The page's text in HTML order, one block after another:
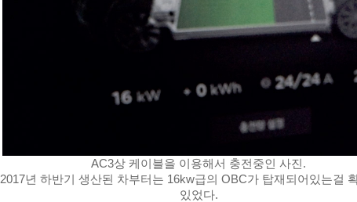
AC3상 케이블을 이용해서 충전중인 사진.
2017년 하반기 생산된 차부터는 16kw급의 OBC가 탑재되어있는걸
있었다.